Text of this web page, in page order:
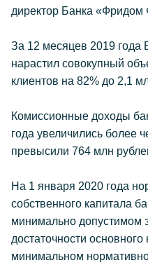
директор Банка «Фридом
За 12 месяцев 2019
нарастил совокупный
клиентов на 82% до 2,1
Комиссионные доходы
года увеличились более
превысили 764 млн
На 1 января 2020 года
собственного капитала
минимально допустимом
достаточности
минимальном